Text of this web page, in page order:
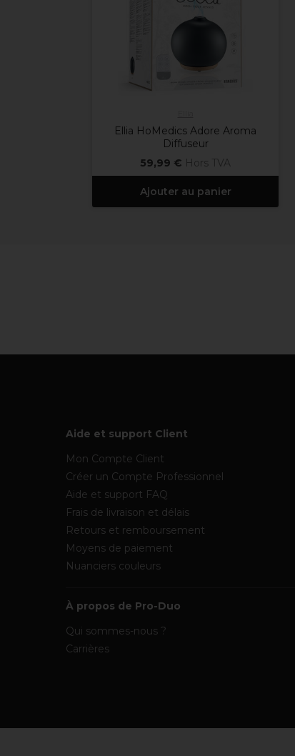
Ellia HoMedics Adore Aroma
Diffuseur
59,99 € Hors TVA
Ajouter au panier
Aide et support Client
Mon Compte Client
Créer un Compte Professionnel
Aide et support FAQ
Frais de livraison et délais
Retours et remboursement
Moyens de paiement
Nuanciers couleurs
À propos de Pro-Duo
Qui sommes-nous ?
Carrières